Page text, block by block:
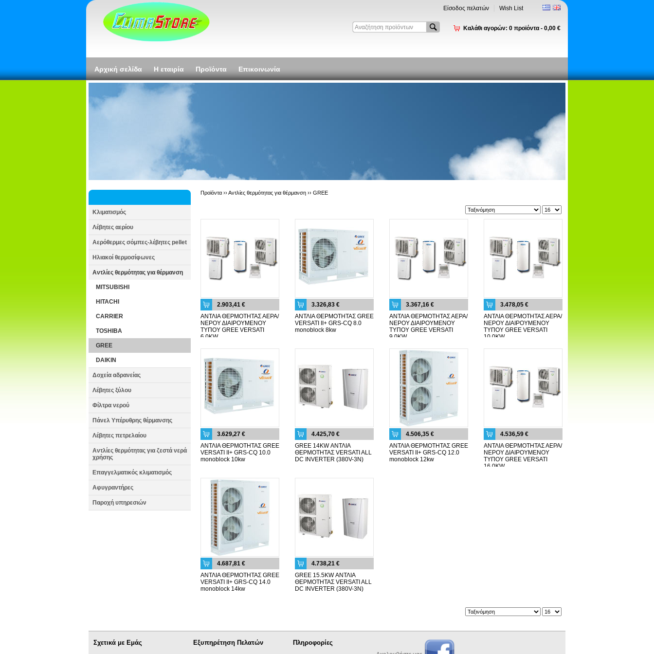
Είσοδος πελατών Wish List
Καλάθι αγορών: 0 προϊόντα - 0,00 €
Αρχική σελίδα Η εταιρία Προϊόντα Επικοινωνία
Κλιματισμός
Λέβητες αερίου
Αερόθερμες σόμπες-λέβητες pellet
Ηλιακοί θερμοσίφωνες
Αντλίες θερμότητας για θέρμανση
MITSUBISHI
HITACHI
CARRIER
TOSHIBA
GREE
DAIKIN
Δοχεία αδρανείας
Λέβητες ξύλου
Φίλτρα νερού
Πάνελ Υπέρυθρης θέρμανσης
Λέβητες πετρελαίου
Αντλίες θερμότητας για ζεστά νερά
χρήσης
Επαγγελματικός κλιματισμός
Αφυγραντήρες
Παροχή υπηρεσιών
Προϊόντα ››Αντλίες θερμότητας για θέρμανση ›› GREE
2.903,41 €
ΑΝΤΛΙΑ ΘΕΡΜΟΤΗΤΑΣ ΑΕΡΑ/
ΝΕΡΟΥ ΔΙΑΙΡΟΥΜΕΝΟΥ
ΤΥΠΟΥ GREE VERSATI
6,0KW
3.326,83 €
ΑΝΤΛΙΑ ΘΕΡΜΟΤΗΤΑΣ GREE
VERSATI II+ GRS-CQ 8.0
monoblock 8kw
3.367,16 €
ΑΝΤΛΙΑ ΘΕΡΜΟΤΗΤΑΣ ΑΕΡΑ/
ΝΕΡΟΥ ΔΙΑΙΡΟΥΜΕΝΟΥ
ΤΥΠΟΥ GREE VERSATI
9,0KW
3.478,05 €
ΑΝΤΛΙΑ ΘΕΡΜΟΤΗΤΑΣ ΑΕΡΑ/
ΝΕΡΟΥ ΔΙΑΙΡΟΥΜΕΝΟΥ
ΤΥΠΟΥ GREE VERSATI
10,0KW
3.629,27 €
ΑΝΤΛΙΑ ΘΕΡΜΟΤΗΤΑΣ GREE
VERSATI II+ GRS-CQ 10.0
monoblock 10kw
4.425,70 €
GREE 14KW ΑΝΤΛΙΑ
ΘΕΡΜΟΤΗΤΑΣ VERSATI ALL
DC INVERTER (380V-3N)
4.506,35 €
ΑΝΤΛΙΑ ΘΕΡΜΟΤΗΤΑΣ GREE
VERSATI II+ GRS-CQ 12.0
monoblock 12kw
4.536,59 €
ΑΝΤΛΙΑ ΘΕΡΜΟΤΗΤΑΣ ΑΕΡΑ/
ΝΕΡΟΥ ΔΙΑΙΡΟΥΜΕΝΟΥ
ΤΥΠΟΥ GREE VERSATI
16,0KW
4.687,81 €
ΑΝΤΛΙΑ ΘΕΡΜΟΤΗΤΑΣ GREE
VERSATI II+ GRS-CQ 14.0
monoblock 14kw
4.738,21 €
GREE 15.5KW ΑΝΤΛΙΑ
ΘΕΡΜΟΤΗΤΑΣ VERSATI ALL
DC INVERTER (380V-3N)
Σχετικά με Εμάς Εξυπηρέτηση Πελατών Πληροφορίες